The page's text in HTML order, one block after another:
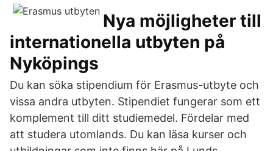
Nya möjligheter till
internationella utbyten på
Nyköpings
Du kan söka stipendium för Erasmus-utbyte och
vissa andra utbyten. Stipendiet fungerar som ett
komplement till ditt studiemedel. Fördelar med
att studera utomlands. Du kan läsa kurser och